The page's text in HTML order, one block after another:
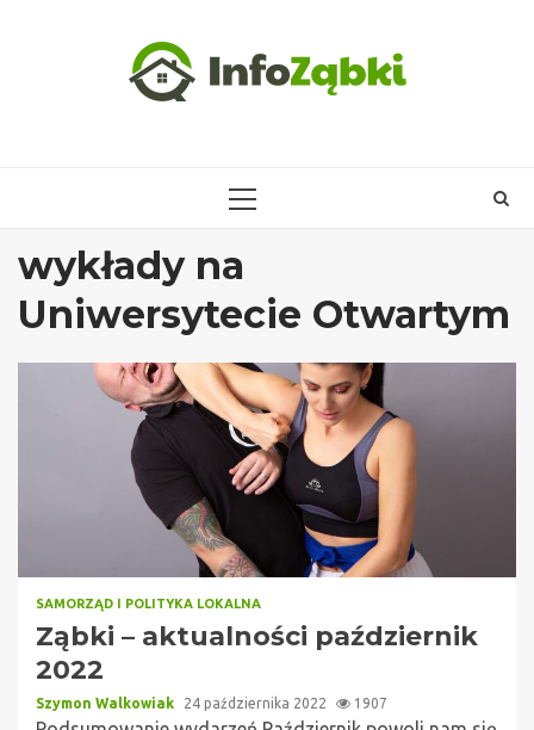
PRIMARY
wykłady na
Uniwersytecie Otwartym
SAMORZĄD I POLITYKA LOKALNA
Ząbki – aktualności październik
2022
Szymon Walkowiak 24 października 2022 1907